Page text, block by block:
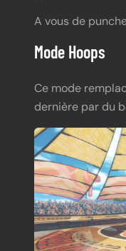
A vous de
Mode Hoops
Ce mode
dernière par du